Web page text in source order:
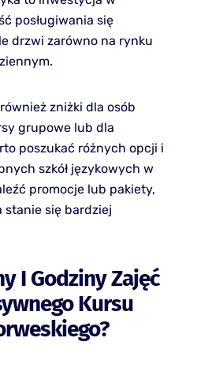
posługiwania się
drzwi zarówno na rynku
zniżki dla osób
grupowe lub dla
poszukać różnych opcji i
szkół językowych w
promocje lub pakiety,
stanie się bardziej
I Godziny Zajęć
Kursu